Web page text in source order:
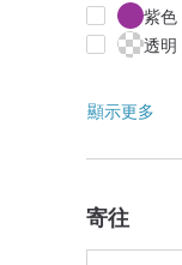
紫色
透明
顯示更多
寄往